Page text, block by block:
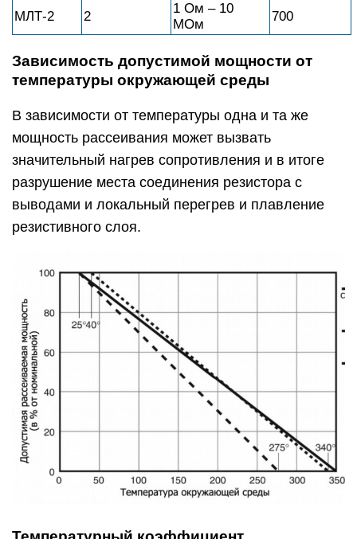
МЛТ-2
2
1 Ом – 10
МОм
700
Зависимость допустимой мощности от
температуры окружающей среды
В зависимости от температуры одна и та же
мощность рассеивания может вызвать
значительный нагрев сопротивления и в итоге
разрушение места соединения резистора с
выводами и локальный перегрев и плавление
резистивного слоя.